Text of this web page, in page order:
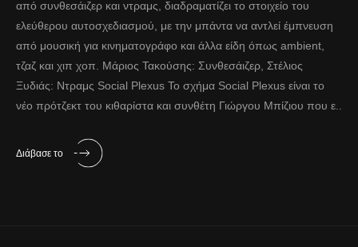
από συνθεσάιζερ και ντραμς, διαδραματίζει το στοιχείο του
ελεύθερου αυτοσχεδιασμού, με την μπάντα να αντλεί έμπνευση
από μουσική για κινηματογράφο και άλλα είδη όπως ambient,
τζαζ και χιπ χοπ. Μάριος Τακούσης: Συνθεσάιζερ, Στέλιος
Ξυδιάς: Ντραμς Social Plexus Το σχήμα Social Plexus είναι το
νέο πρότζεκτ του κιθαρίστα και συνθέτη Γιώργου Μπίζιου που ε..
Διάβασε το